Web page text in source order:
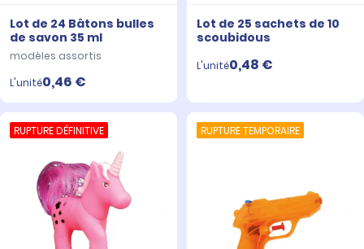
Lot de 24 Bâtons bulles
de savon 35 ml
modèles assortis
L'unité0,46 €
Lot de 25 sachets de 10
scoubidous
L'unité0,48 €
RUPTURE DÉFINITIVE RUPTURE TEMPORAIRE